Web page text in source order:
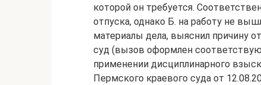
которой он требуется.
отпуска, однако Б. на работу не
материалы дела, выяснил причину
суд (вызов оформлен
применении дисциплинарного
Пермского краевого суда от